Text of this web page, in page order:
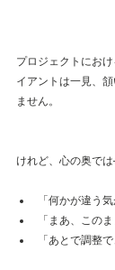
プロジェクトにお
イアントは一見、
ません。
けれど、心の奥で
「何かが違う気
「まあ、この
「あとで調整